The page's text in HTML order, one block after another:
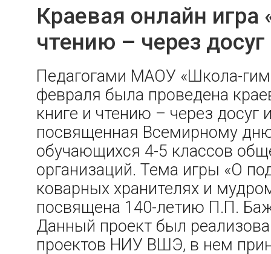
Краевая онлайн игра
чтению – через
Педагогами МАОУ «Школа-
февраля была проведена
книге и чтению – через досуг
посвященная Всемирному
обучающихся 4-5 классов
организаций. Тема игры «О
коварных хранителях и
посвящена 140-летию П.П.
Данный проект был
проектов НИУ ВШЭ, в нем